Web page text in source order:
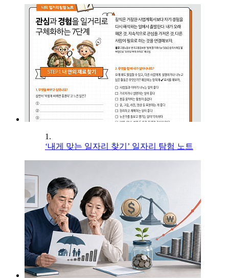
1.
‘내게 맞는 일자리 찾기’ 일자리 탐험 노트